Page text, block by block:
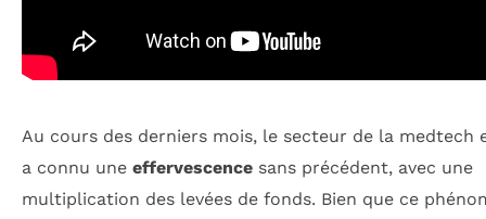
Au cours des derniers mois, le secteur de la medtech
a connu une effervescence sans précédent, avec une
multiplication des levées de fonds. Bien que ce